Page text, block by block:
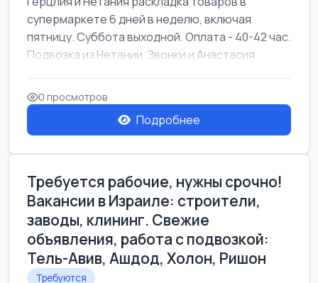
супермаркете 6 дней в неделю, включая
пятницу. Суббота выходной. Оплата - 40-42 час.
Подвозка из Нетании. Звонки и Анастасия
0 просмотров
Подробнее
Требуется рабочие, нужны срочно!
Вакансии в Израиле: строители,
заводы, клининг. Свежие
объявления, работа с подвозкой:
Тель-Авив, Ашдод, Холон, Ришон
Требуются